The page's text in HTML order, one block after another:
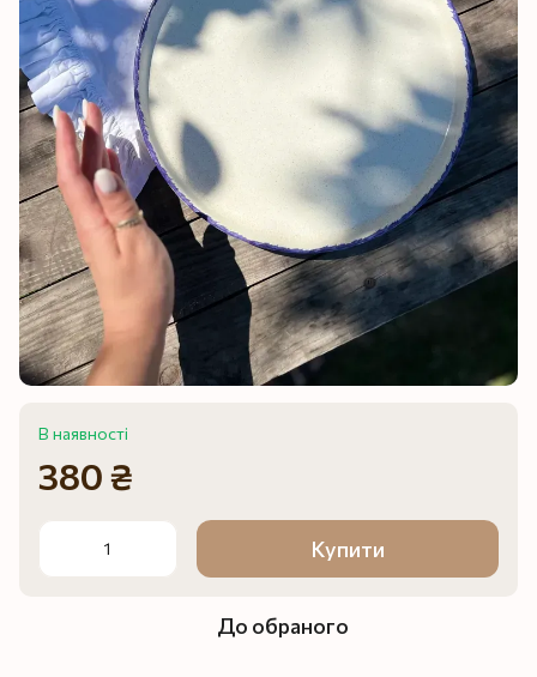
В наявності
380 ₴
Купити
До обраного